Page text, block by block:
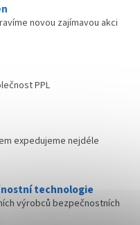
novou zajímavou akci
PPL
expedujeme nejdéle
technologie
výrobců bezpečnostních